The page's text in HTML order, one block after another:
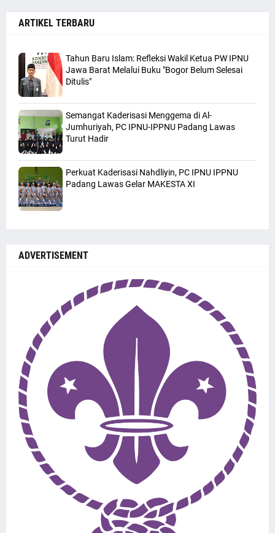
ARTIKEL TERBARU
Tahun Baru Islam: Refleksi Wakil Ketua PW IPNU
Jawa Barat Melalui Buku "Bogor Belum Selesai
Ditulis"
Semangat Kaderisasi Menggema di Al-
Jumhuriyah, PC IPNU-IPPNU Padang Lawas
Turut Hadir
Perkuat Kaderisasi Nahdliyin, PC IPNU IPPNU
Padang Lawas Gelar MAKESTA XI
ADVERTISEMENT